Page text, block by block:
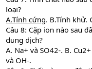
loại?
A.Tính cứng. B.Tính khử.
Câu 8: Cặp ion nào sau
dung dịch?
A. Na+ và SO42-. B.
và OH-.